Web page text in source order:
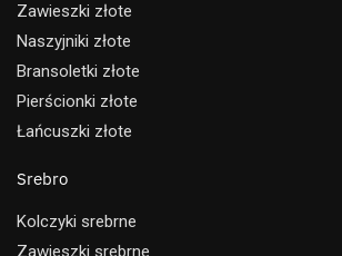
Zawieszki złote
Naszyjniki złote
Bransoletki złote
Pierścionki złote
Łańcuszki złote
Srebro
Kolczyki srebrne
Zawieszki srebrne